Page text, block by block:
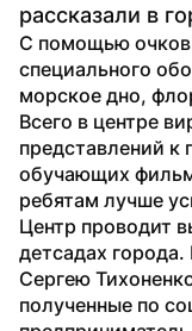
рассказали в
С помощью очков
специального
морское дно,
Всего в центре
представлений к
обучающих
ребятам лучше
Центр проводит
детсадах
Сергею
полученные по